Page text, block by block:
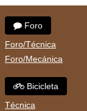
Foro
Foro/Técnica
Foro/Mecánica
Bicicleta
Técnica